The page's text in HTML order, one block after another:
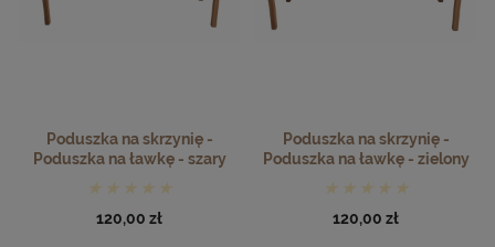
Poduszka na skrzynię -
Poduszka na ławkę - szary
120,00 zł
Poduszka na skrzynię -
Poduszka na ławkę - zielony
120,00 zł